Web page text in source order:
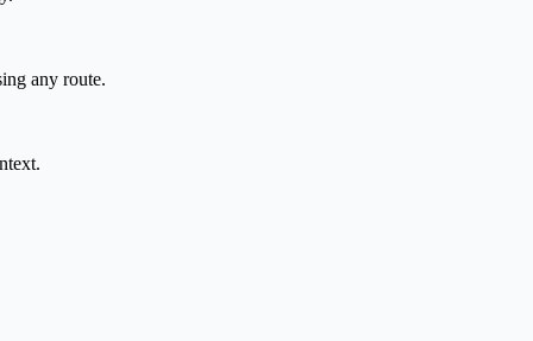
any route.